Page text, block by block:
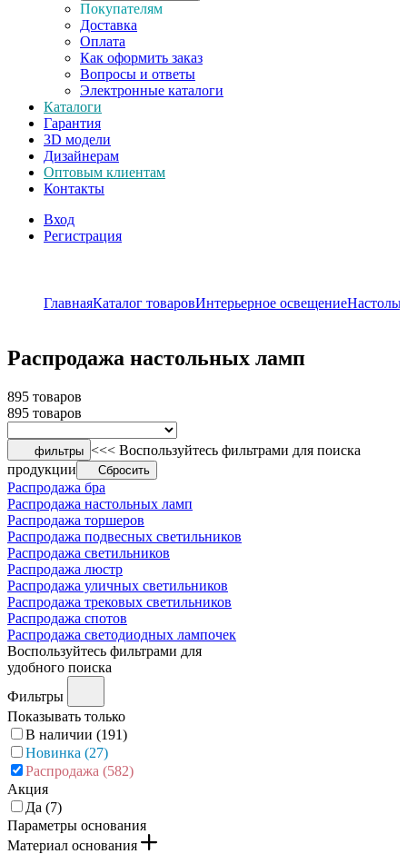
Покупателям
Доставка
Оплата
Как оформить заказ
Вопросы и ответы
Электронные каталоги
Каталоги
Гарантия
3D модели
Дизайнерам
Оптовым клиентам
Контакты
Вход
Регистрация
ГлавнаяКаталог товаровИнтерьерное освещение
Распродажа настольных ламп
895 товаров
895 товаров
фильтры <<< Воспользуйтесь фильтрами для поиска
продукции
Сбросить
Распродажа бра
Распродажа настольных ламп
Распродажа торшеров
Распродажа подвесных светильников
Распродажа светильников
Распродажа люстр
Распродажа уличных светильников
Распродажа трековых светильников
Распродажа спотов
Распродажа светодиодных лампочек
Воспользуйтесь фильтрами для
удобного поиска
Фильтры
Показывать только
В наличии (191)
Новинка (27)
Распродажа (582)
Акция
Да (7)
Параметры основания
Материал основания